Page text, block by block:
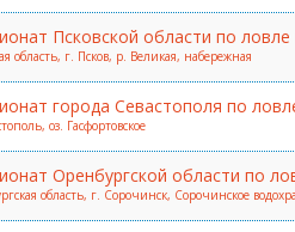
Псковской области по
область, г. Псков, р. Великая, набережная
города Севастополя по
оз. Гасфортовское
Оренбургской области по
область, г. Сорочинск, Сорочинское